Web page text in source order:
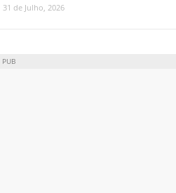
31 de Julho, 2026
PUB